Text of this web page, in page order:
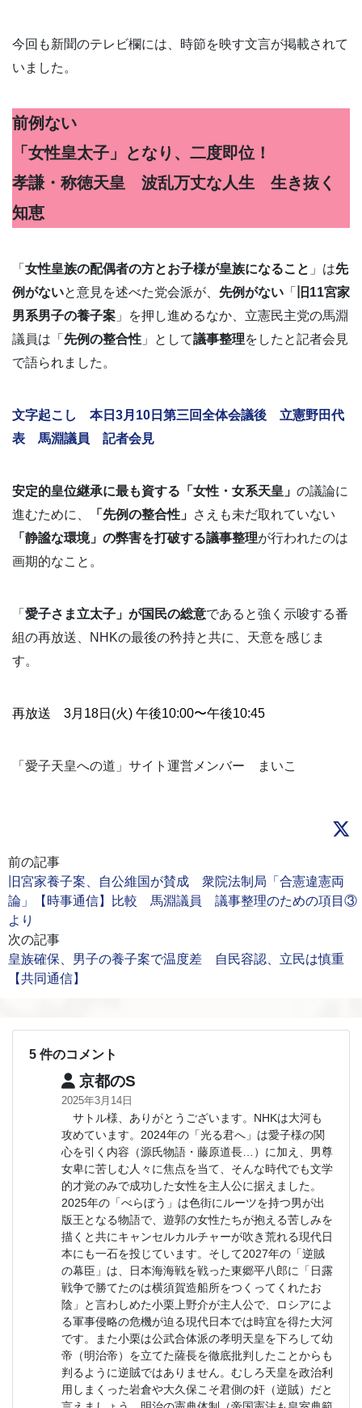
今回も新聞のテレビ欄には、時節を映す文言が掲載されて
いました。
前例ない
「女性皇太子」となり、二度即位！
孝謙・称徳天皇 波乱万丈な人生 生き抜く
知恵
「 女性皇族の配偶者の方とお子様が皇族になること 」は先
例がないと意見を述べた党会派が、 先例がない 「
旧11宮家
男系男子の養子案 」を押し進めるなか、立憲民主党の馬淵
議員は「 先例の整合性 」として議事整理をしたと記者会見
で語られました。
文字起こし 本日3月10日第三回全体会議後 立憲野田代
表 馬淵議員 記者会見
安定的皇位継承に最も資する「女性・女系天皇」 の議論に
進むために、
「先例の整合性」 さえも未だ取れていない
「静謐な環境」の弊害を打破する議事整理が行われたのは
画期的なこと。
「 愛子さま立太子」が国民の総意であると強く示唆する番
組の再放送、NHKの最後の矜持と共に、天意を感じま
す。
再放送 3月18日(火) 午後10:00〜午後10:45
「愛子天皇への道」サイト運営メンバー まいこ
前の記事
旧宮家養子案、自公維国が賛成 衆院法制局「合憲違憲両
論」【時事通信】比較 馬淵議員 議事整理のための項目③
より
次の記事
皇族確保、男子の養子案で温度差 自民容認、立民は慎重
【共同通信】
5 件のコメント
京都のS
2025年3月14日
サトル様、ありがとうございます。NHKは大河も
攻めています。2024年の「光る君へ」は愛子様の関
心を引く内容（源氏物語・藤原道長…）に加え、男尊
女卑に苦しむ人々に焦点を当て、そんな時代でも文学
的才覚のみで成功した女性を主人公に据えました。
2025年の「べらぼう」は色街にルーツを持つ男が出
版王となる物語で、遊郭の女性たちが抱える苦しみを
描くと共にキャンセルカルチャーが吹き荒れる現代日
本にも一石を投じています。そして2027年の「逆賊
の幕臣」は、日本海海戦を戦った東郷平八郎に「日露
戦争で勝てたのは横須賀造船所をつくってくれたお
陰」と言わしめた小栗上野介が主人公で、ロシアによ
る軍事侵略の危機が迫る現代日本では時宜を得た大河
です。また小栗は公武合体派の孝明天皇を下ろして幼
帝（明治帝）を立てた薩長を徹底批判したことからも
判るように逆賊ではありません。むしろ天皇を政治利
用しまくった岩倉や大久保こそ君側の奸（逆賊）だと